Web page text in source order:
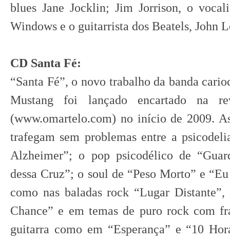
blues Jane Jocklin; Jim Jorrison, o
Windows e o guitarrista dos Beatels, John
CD Santa Fé:
“Santa Fé”, o novo trabalho da banda
Mustang foi lançado encartado na
(www.omartelo.com) no início de 2009.
trafegam sem problemas entre a
Alzheimer”; o pop psicodélico de
dessa Cruz”; o soul de “Peso Morto” e
como nas baladas rock “Lugar Distante”,
Chance” e em temas de puro rock com
guitarra como em “Esperança” e “10